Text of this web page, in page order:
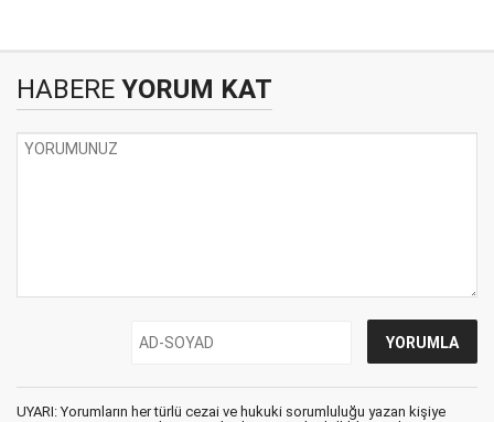
HABERE YORUM KAT
UYARI: Yorumların her türlü cezai ve hukuki sorumluluğu yazan kişiye